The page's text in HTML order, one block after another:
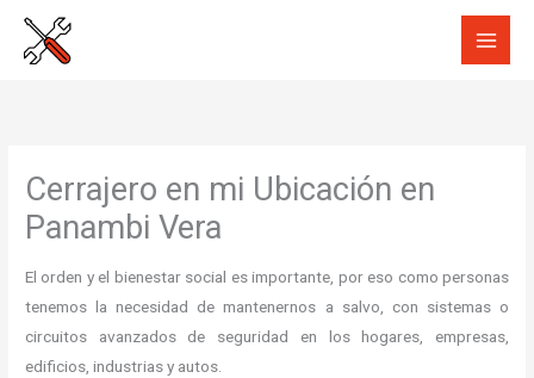
Cerrajero en mi Ubicación en
Panambi Vera
El orden y el bienestar social es importante, por eso como personas
tenemos la necesidad de mantenernos a salvo, con sistemas o
circuitos avanzados de seguridad en los hogares, empresas,
edificios, industrias y autos.